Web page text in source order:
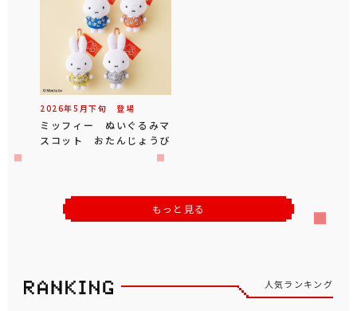
2026年5 月下旬 登場
ミッフィー ぬいぐるみマ
スコット おたんじょうび
もっと見る
人気ランキング